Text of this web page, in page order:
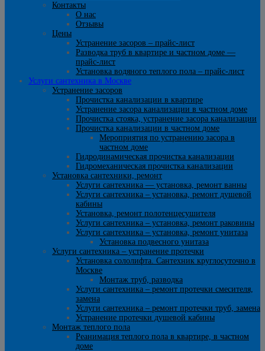
Контакты
О нас
Отзывы
Цены
Устранение засоров – прайс-лист
Разводка труб в квартире и частном доме —
прайс-лист
Установка водяного теплого пола – прайс-лист
Услуги сантехника в Москве
Устранение засоров
Прочистка канализации в квартире
Устранение засора канализации в частном доме
Прочистка стояка, устранение засора канализации
Прочистка канализации в частном доме
Мероприятия по устранению засора в
частном доме
Гидродинамическая прочистка канализации
Гидромеханическая прочистка канализации
Установка сантехники, ремонт
Услуги сантехника — установка, ремонт ванны
Услуги сантехника – установка, ремонт душевой
кабины
Установка, ремонт полотенцесушителя
Услуги сантехника – установка, ремонт раковины
Услуги сантехника – установка, ремонт унитаза
Установка подвесного унитаза
Услуги сантехника – устранение протечки
Установка сололифта. Сантехник круглосуточно в
Москве
Монтаж труб, разводка
Услуги сантехника – ремонт протечки смесителя,
замена
Услуги сантехника – ремонт протечки труб, замена
Устранение протечки душевой кабины
Монтаж теплого пола
Реанимация теплого пола в квартире, в частном
доме